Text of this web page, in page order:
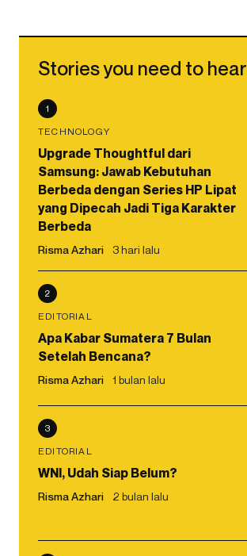
Stories you need to hear
1
TECHNOLOGY
Upgrade Thoughtful dari
Samsung: Jawab Kebutuhan
Berbeda dengan Series HP Lipat
yang Dipecah Jadi Tiga Karakter
Berbeda
Risma Azhari 3 hari lalu
2
EDITORIAL
Apa Kabar Sumatera 7 Bulan
Setelah Bencana?
Risma Azhari 1 bulan lalu
3
EDITORIAL
WNI, Udah Siap Belum?
Risma Azhari 2 bulan lalu